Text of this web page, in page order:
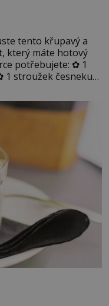
tento křupavý a
který máte hotový
potřebujete: ✿ 1
stroužek česneku
1 lžičku cukru ✿ 1